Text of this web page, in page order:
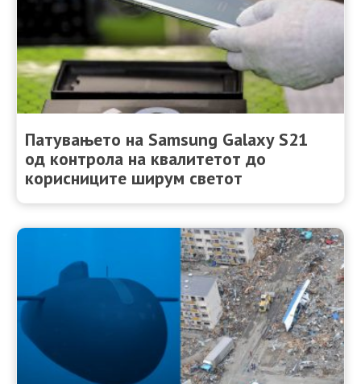
Патувањето на Samsung Galaxy S21
од контрола на квалитетот до
корисниците ширум светот